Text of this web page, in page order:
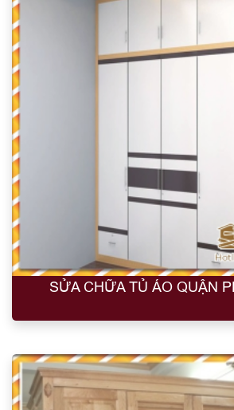
SỬA CHỮA TỦ ÁO QUẬN